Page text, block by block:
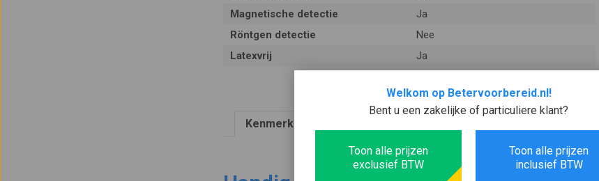
Magnetische detectie
Ja
Röntgen detectie
Nee
Latexvrij
Ja
Kenmerken
Welkom op Betervoorbereid.nl!
Bent u een zakelijke of particuliere klant?
Toon alle prijzen
exclusief BTW
Toon alle prijzen
inclusief BTW